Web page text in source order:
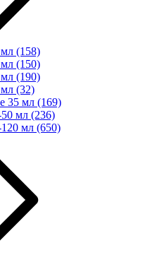
(158)
(150)
(190)
(32)
35 мл (169)
мл (236)
мл (650)